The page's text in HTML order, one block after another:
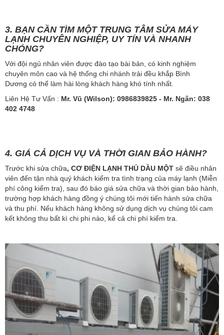
3. BẠN CẦN TÌM MỘT TRUNG TÂM SỬA MÁY
LẠNH CHUYÊN NGHIỆP, UY TÍN VÀ NHANH
CHÓNG?
Với đội ngủ nhân viên được đào tạo bài bản, có kinh nghiệm
chuyên môn cao và hệ thống chi nhánh trải đều khắp Bình
Dương có thể làm hài lòng khách hàng khó tính nhất.
Liên Hệ Tư Vấn : Mr. Vũ (Wilson): 0986839825​ - Mr. Ngân: 038
402 4748
4. GIÁ CẢ DỊCH VỤ VÀ THỜI GIAN BẢO HÀNH?
Trước khi sửa chữa, CƠ ĐIỆN LẠNH THỦ DẦU MỘT sẽ điều nhân
viên đến tận nhà quý khách kiểm tra tình trạng của máy lạnh (Miễn
phí công kiểm tra), sau đó báo giá sửa chữa và thời gian bảo hành,
trường hợp khách hàng đồng ý chúng tôi mới tiến hành sửa chữa
và thu phí. Nếu khách hàng không sử dụng dịch vụ chúng tôi cam
kết không thu bất kì chi phi nào, kể cả chi phí kiểm tra.